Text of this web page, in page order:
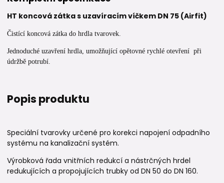
HT koncová zátka s uzavíracím víčkem DN 75 (Airfit)
Čistící koncová zátka do hrdla tvarovek.
Jednoduché uzavření hrdla, umožňující opětovné rychlé otevření při
údržbě potrubí.
Popis produktu
Speciální tvarovky určené pro korekci napojení odpadního
systému na kanalizační systém.
Výrobková řada vnitřních redukcí a nástrčných hrdel
redukujících a propojujících trubky od DN 50 do DN 160.